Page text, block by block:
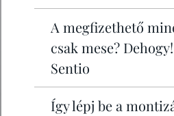
A megfizethető
csak mese?
Sentio
Így lépj be a